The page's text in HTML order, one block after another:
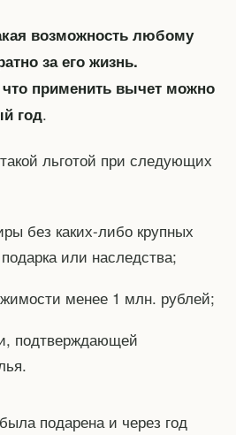
возможность любому
за его жизнь.
применить вычет можно
год.
льготой при следующих
без каких-либо крупных
или наследства;
менее 1 млн. рублей;
подтверждающей
подарена и через год